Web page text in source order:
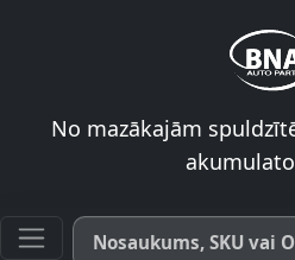
No mazākajām
Meklēt pēc produkta